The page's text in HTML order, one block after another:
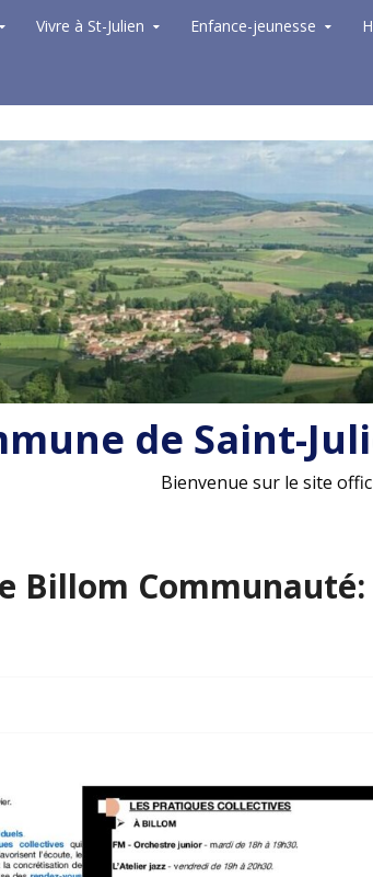
Vivre à St-Julien Enfance-jeunesse
de Saint-
Bienvenue sur le site
Billom